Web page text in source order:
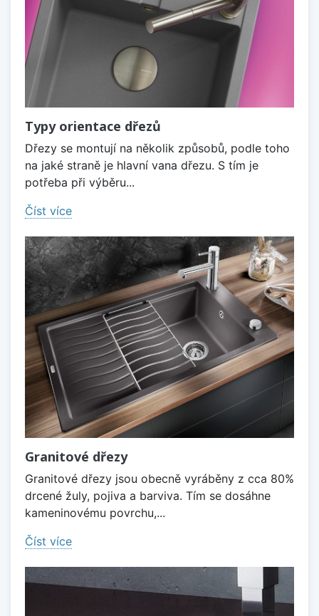
Typy orientace dřezů
Dřezy se montují na několik způsobů, podle toho
na jaké straně je hlavní vana dřezu. S tím je
potřeba při výběru...
Číst více
Granitové dřezy
Granitové dřezy jsou obecně vyráběny z cca 80%
drcené žuly, pojiva a barviva. Tím se dosáhne
kameninovému povrchu,...
Číst více